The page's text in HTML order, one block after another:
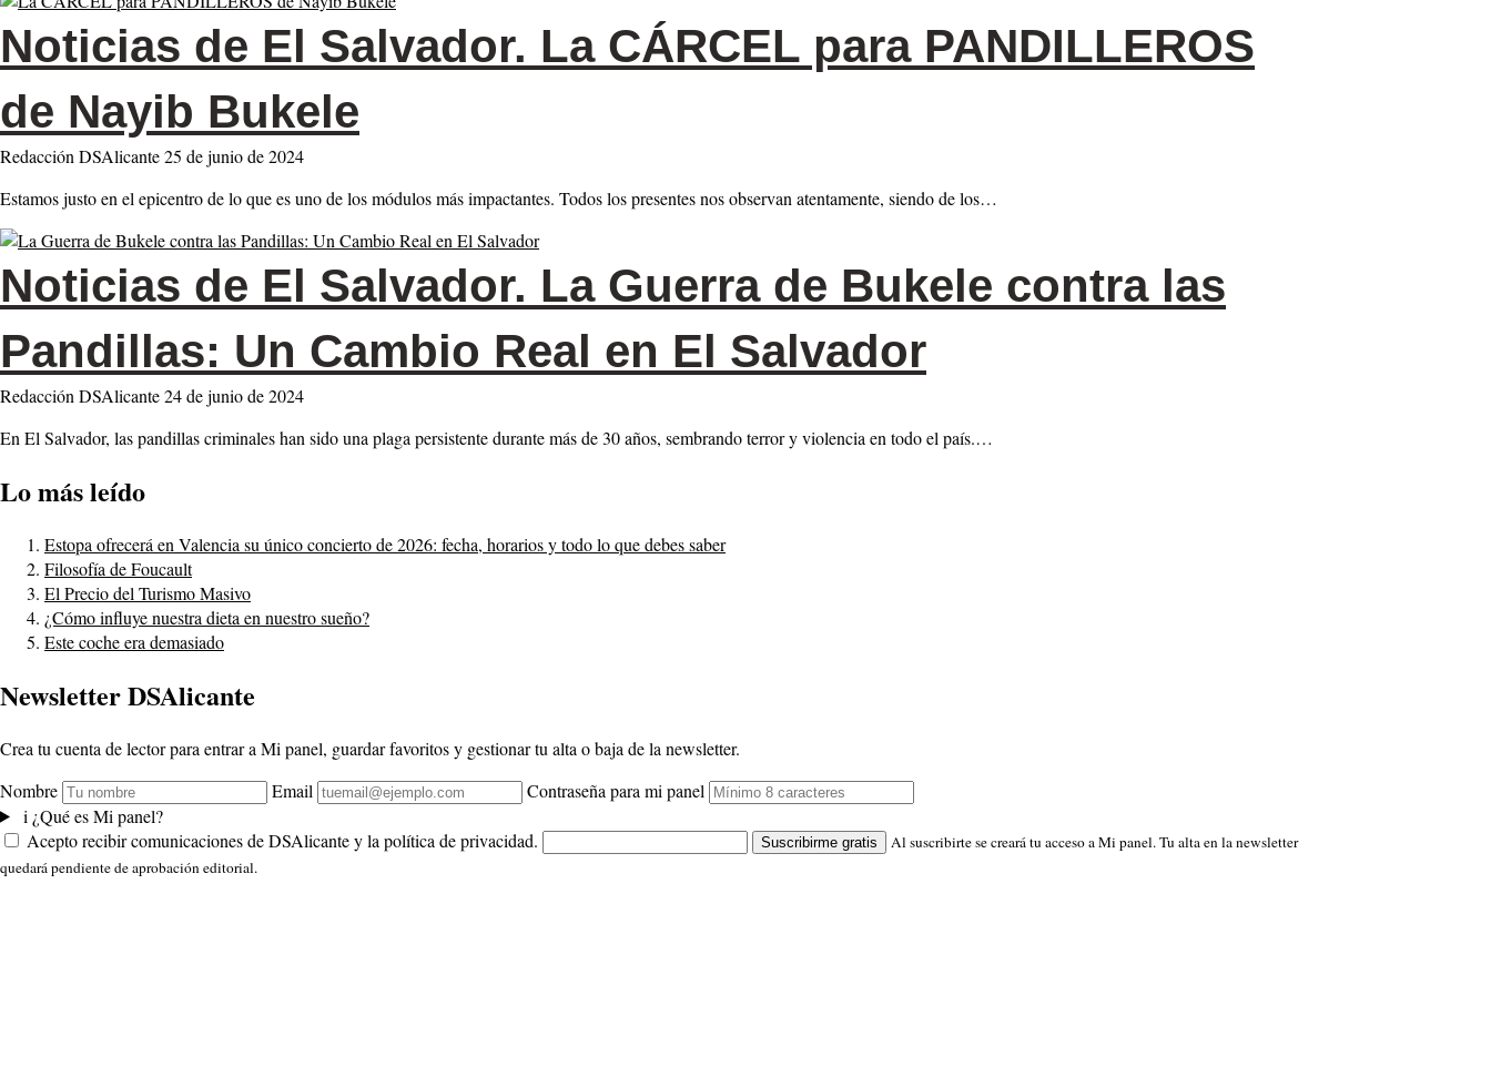
Noticias de El Salvador. La CÁRCEL para PANDILLEROS
de Nayib Bukele
Redacción DSAlicante25 de junio de 2024
Estamos justo en el epicentro de lo que es uno de los módulos más impactantes. Todos los presentes nos observan atentamente, siendo de los…
Noticias de El Salvador. La Guerra de Bukele contra las
Pandillas: Un Cambio Real en El Salvador
Redacción DSAlicante24 de junio de 2024
En El Salvador, las pandillas criminales han sido una plaga persistente durante más de 30 años, sembrando terror y violencia en todo el país.…
Lo más leído
Estopa ofrecerá en Valencia su único concierto de 2026: fecha, horarios y todo lo que debes saber
Filosofía de Foucault
El Precio del Turismo Masivo
¿Cómo influye nuestra dieta en nuestro sueño?
Este coche era demasiado
Newsletter DSAlicante
Crea tu cuenta de lector para entrar a Mi panel, guardar favoritos y gestionar tu alta o baja de la newsletter.
Nombre
Email
Contraseña para mi panel
i ¿Qué es Mi panel?
Acepto recibir comunicaciones de DSAlicante y la política de privacidad.
Suscribirme gratis
Al suscribirte se creará tu acceso a Mi panel. Tu alta en la newsletter
quedará pendiente de aprobación editorial.